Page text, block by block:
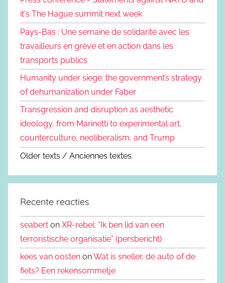
it's The Hague summit next week
Pays-Bas : Une semaine de solidarité avec les
travailleurs en grève et en action dans les
transports publics
Humanity under siege: the government’s strategy
of dehumanization under Faber
Transgression and disruption as aesthetic
ideology, from Marinetti to experimental art,
counterculture, neoliberalism, and Trump
Older texts / Anciennes textes
Recente reacties
seabert on XR-rebel: “Ik ben lid van een
terroristische organisatie” (persbericht)
kees van oosten onWat is sneller, de auto of de
fiets? Een rekensommetje